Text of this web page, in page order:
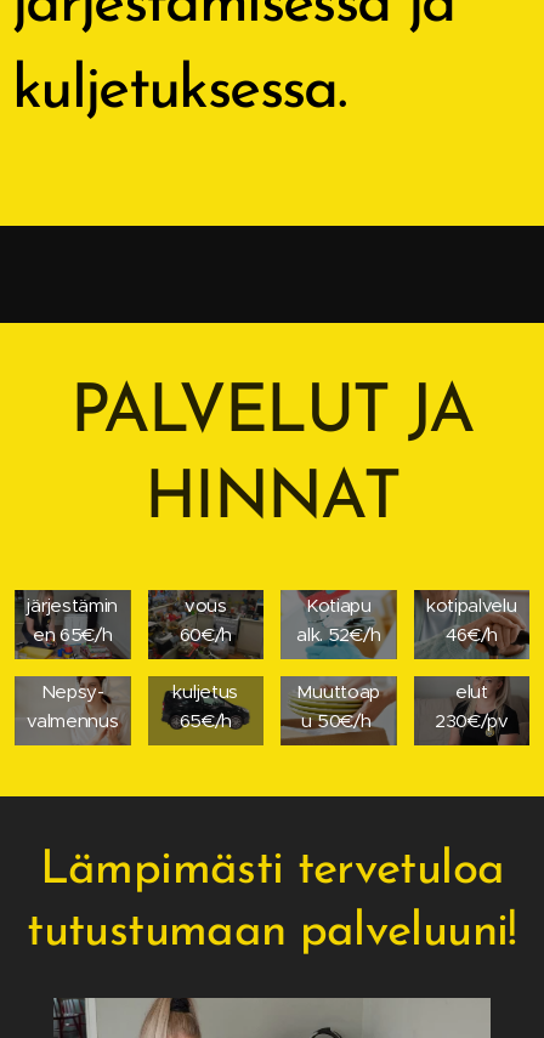
kuljetuksessa.
PALVELUT JA
HINNAT
järjestämin
en 65€/h
vous
60€/h
Kotiapu
alk. 52€/h
kotipalvelu
46€/h
Nepsy-
valmennus
Tavaran
kuljetus
65€/h
Muuttoap
u 50€/h
Yrityspalv
elut
230€/pv
Lämpimästi tervetuloa
tutustumaan palveluuni!